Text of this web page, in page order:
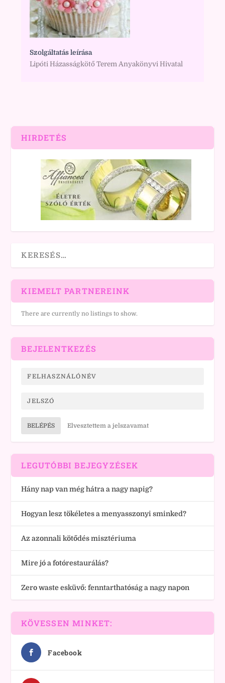
Szolgáltatás leírása
Lipóti Házasságkötő Terem Anyakönyvi Hivatal
HIRDETÉS
KIEMELT PARTNEREINK
There are currently no listings to show.
BEJELENTKEZÉS
BELÉPÉS Elvesztettem a jelszavamat
LEGUTÓBBI BEJEGYZÉSEK
Hány nap van még hátra a nagy napig?
Hogyan lesz tökéletes a menyasszonyi sminked?
Az azonnali kötődés misztériuma
Mire jó a fotórestaurálás?
Zero waste esküvő: fenntarthatóság a nagy napon
KÖVESSEN MINKET:
Facebook